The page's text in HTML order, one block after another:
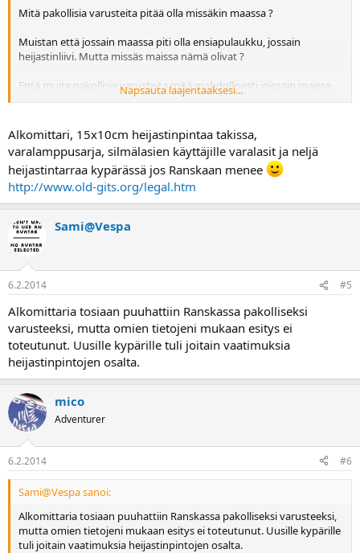
Mitä pakollisia varusteita pitää olla missäkin maassa ?
Muistan että jossain maassa piti olla ensiapulaukku, jossain
heijastinliivi. Mutta missäs maissa nämä olivat ?
Entä muita pakollisia varusteita mitä mahdollisesti joissain maissa
vaaditaan ?
Napsauta laajentaaksesi...
Alkomittari, 15x10cm heijastinpintaa takissa,
varalamppusarja, silmälasien käyttäjille varalasit ja neljä
heijastintarraa kypärässä jos Ranskaan menee
http://www.old-gits.org/legal.htm
Sami@Vespa
6.2.2014 #5
Alkomittaria tosiaan puuhattiin Ranskassa pakolliseksi
varusteeksi, mutta omien tietojeni mukaan esitys ei
toteutunut. Uusille kypärille tuli joitain vaatimuksia
heijastinpintojen osalta.
mico
Adventurer
6.2.2014 #6
Sami@Vespa sanoi:
Alkomittaria tosiaan puuhattiin Ranskassa pakolliseksi varusteeksi,
mutta omien tietojeni mukaan esitys ei toteutunut. Uusille kypärille
tuli joitain vaatimuksia heijastinpintojen osalta.